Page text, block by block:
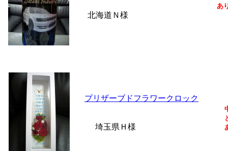
プリザーブドフラワークロック
埼玉県Ｈ様
あ
北海道Ｎ様